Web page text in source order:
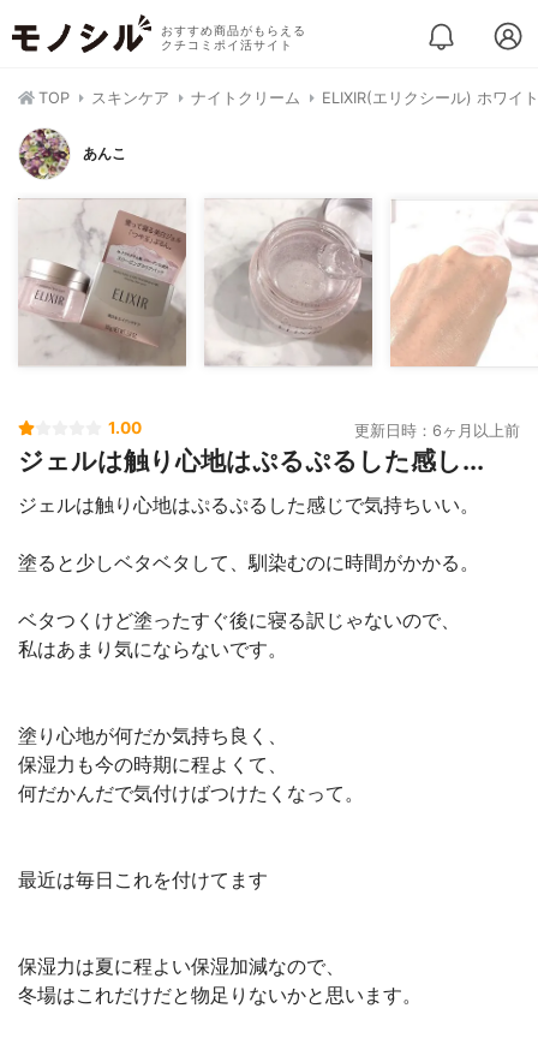
おすすめ商品がもらえる
クチコミポイ活サイト
TOP スキンケア ナイトクリーム ELIXIR(エリクシール) ホワイ
あんこ
1.00 更新日時：6ヶ月以上前
ジェルは触り心地はぷるぷるした感し...
ジェルは触り心地はぷるぷるした感じで気持ちいい。
塗ると少しベタベタして、馴染むのに時間がかかる。
ベタつくけど塗ったすぐ後に寝る訳じゃないので、
私はあまり気にならないです。
塗り心地が何だか気持ち良く、
保湿力も今の時期に程よくて、
何だかんだで気付けばつけたくなって。
最近は毎日これを付けてます
保湿力は夏に程よい保湿加減なので、
冬場はこれだけだと物足りないかと思います。